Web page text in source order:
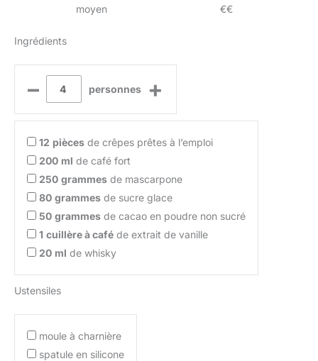
moyen €€
Ingrédients
– personnes +
12 pièces de crêpes prêtes à l’emploi
200 ml de café fort
250 grammes de mascarpone
80 grammes de sucre glace
50 grammes de cacao en poudre non sucré
1 cuillère à café de extrait de vanille
20 ml de whisky
Ustensiles
moule à charnière
spatule en silicone